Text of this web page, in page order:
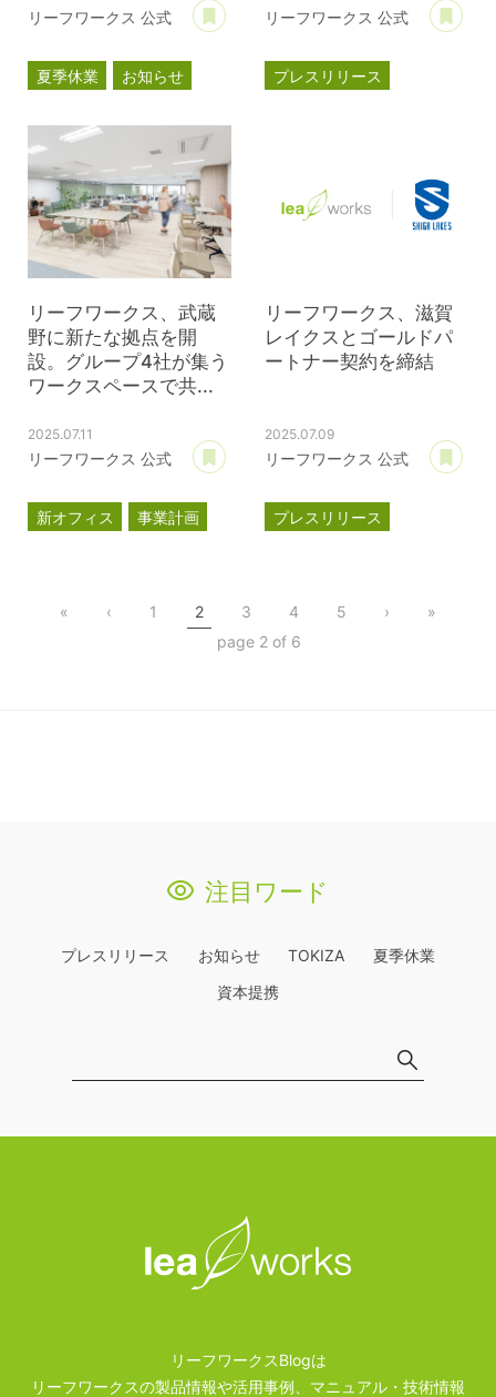
リーフワークス 公式
夏季休業 お知らせ
リーフワークス 公式
プレスリリース
リーフワークス、武蔵
野に新たな拠点を開
設。グループ4社が集う
ワークスペースで共...
2025.07.11
リーフワークス 公式
あとで読む
新オフィス
事業計画
リーフワークス、滋賀
レイクスとゴールドパ
ートナー契約を締結
2025.07.09
リーフワークス 公式
プレスリリース
« ‹ 1 2 3 4 5 ›
»
page 2 of 6
注目ワード
プレスリリース お知らせ TOKIZA
夏季休業
資本提携
リーフワークスBlogは
リーフワークスの製品情報や活用事例、マニュアル・技術情報